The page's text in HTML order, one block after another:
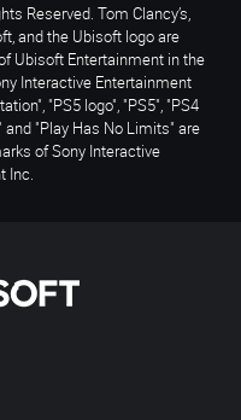
Reserved. Tom Clancy’s,
and the Ubisoft logo are
Ubisoft Entertainment in the
Interactive Entertainment
"PS5 logo", "PS5", "PS4
and "Play Has No Limits" are
of Sony Interactive
Inc.